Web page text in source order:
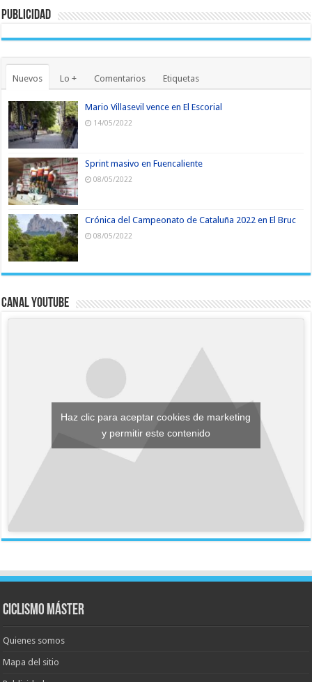
Publicidad
Nuevos Lo + Comentarios Etiquetas
Mario Villasevil vence en El Escorial
14/05/2022
Sprint masivo en Fuencaliente
08/05/2022
Crónica del Campeonato de Cataluña 2022 en El Bruc
08/05/2022
Canal YouTube
Haz clic para aceptar cookies de marketing
y permitir este contenido
Ciclismo Máster
Quienes somos
Mapa del sitio